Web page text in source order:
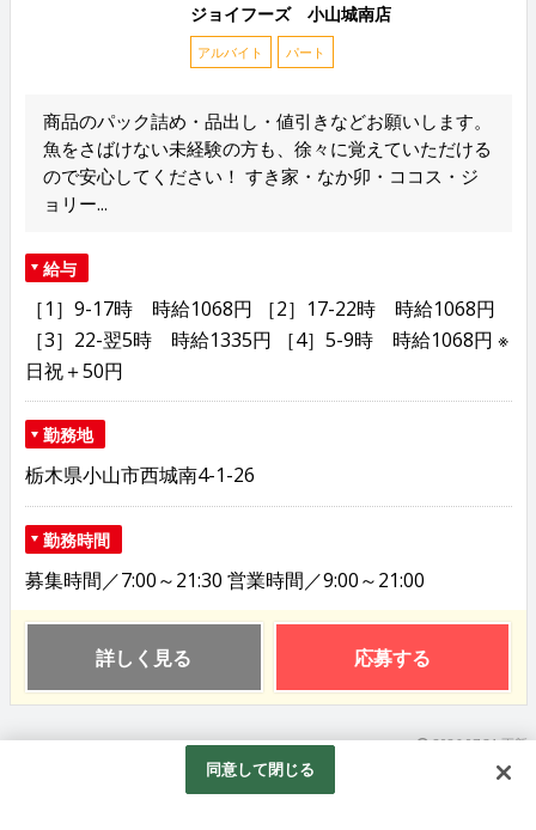
ジョイフーズ 小山城南店
アルバイト パート
商品のパック詰め・品出し・値引きなどお願いします。
魚をさばけない未経験の方も、徐々に覚えていただける
ので安心してください！ すき家・なか卯・ココス・ジ
ョリー...
給与
［1］9-17時 時給1068円 ［2］17-22時 時給1068円
［3］22-翌5時 時給1335円 ［4］5-9時 時給1068円 ※
日祝＋50円
勤務地
栃木県小山市西城南4-1-26
勤務時間
募集時間／7:00～21:30 営業時間／9:00～21:00
詳しく見る 応募する
2026.07.31 更新
食品スーパーでの鮮魚スタッフ
同意して閉じる